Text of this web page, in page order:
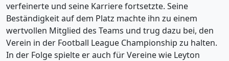
verfeinerte und seine Karriere fortsetzte. Seine
Beständigkeit auf dem Platz machte ihn zu einem
wertvollen Mitglied des Teams und trug dazu bei, den
Verein in der Football League Championship zu halten.
In der Folge spielte er auch für Vereine wie Leyton